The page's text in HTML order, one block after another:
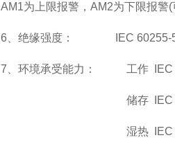
AM1为上限报警，AM2为下限报警(
6 、绝缘强度： IEC 60255-5
7 、环境承受能力： 工作
储存
湿热